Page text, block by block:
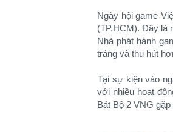
Ngày hội game
(TP.HCM). Đây là
Nhà phát hành
tráng và thu hút
Tại sự kiện vào
với nhiều hoạt
Bát Bộ 2 VNG